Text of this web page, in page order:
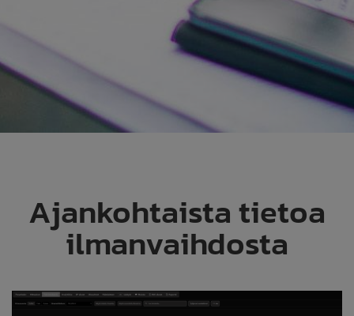
Ajankohtaista tietoa
ilmanvaihdosta